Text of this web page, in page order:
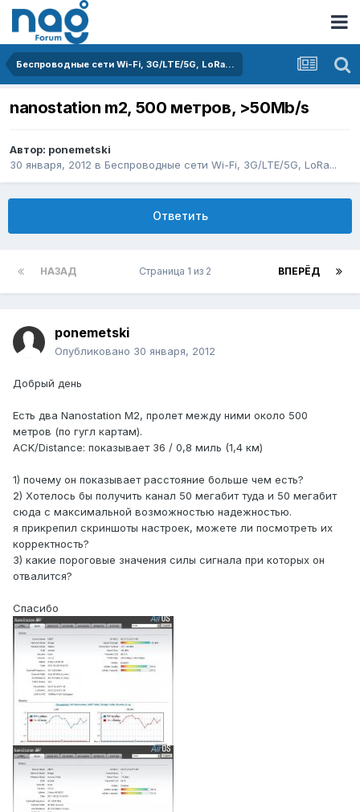
Беспроводные сети Wi-Fi, 3G/LTE/5G, LoRa...
nanostation m2, 500 метров, >50Mb/s
Автор: ponemetski
30 января, 2012 в Беспроводные сети Wi-Fi, 3G/LTE/5G, LoRa...
Ответить
НАЗАД ВПЕРЁД
Страница 1 из 2
ponemetski
Опубликовано 30 января, 2012
Добрый день
Есть два Nanostation M2, пролет между ними около 500
метров (по гугл картам).
ACK/Distance: показывает 36 / 0,8 миль (1,4 км)
1) почему он показывает расстояние больше чем есть?
2) Хотелось бы получить канал 50 мегабит туда и 50 мегабит
сюда с максимальной возможностью надежностью.
я прикрепил скриншоты настроек, можете ли посмотреть их
корректность?
3) какие пороговые значения силы сигнала при которых он
отвалится?
Спасибо